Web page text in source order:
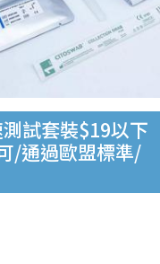
測試套裝$19以下
/通過歐盟標準/